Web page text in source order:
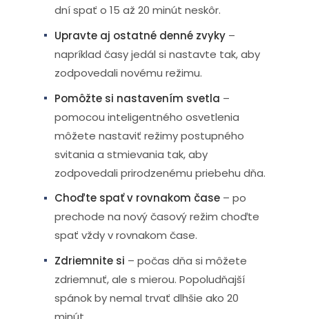
dní spať o 15 až 20 minút neskôr.
Upravte aj ostatné denné zvyky –
napríklad časy jedál si nastavte tak, aby
zodpovedali novému režimu.
Pomôžte si nastavením svetla –
pomocou inteligentného osvetlenia
môžete nastaviť režimy postupného
svitania a stmievania tak, aby
zodpovedali prirodzenému priebehu dňa.
Choďte spať v rovnakom čase – po
prechode na nový časový režim choďte
spať vždy v rovnakom čase.
Zdriemnite si – počas dňa si môžete
zdriemnuť, ale s mierou. Popoludňajší
spánok by nemal trvať dlhšie ako 20